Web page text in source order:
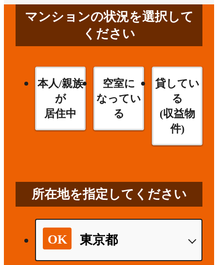
マンションの状況を選択して
ください
本人/親族
が
居住中
空室に
なってい
る
貸してい
る
(収益物
件)
所在地を指定してください